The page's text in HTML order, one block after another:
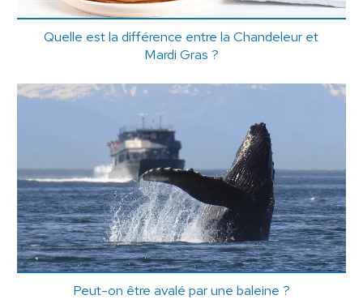
Quelle est la différence entre la Chandeleur et
Mardi Gras ?
Peut-on être avalé par une baleine ?